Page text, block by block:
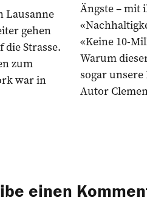
Lausanne
gehen
Strasse.
zum
war in
Ängste – mit
«Keine 10-
Warum
sogar
Autor
einen